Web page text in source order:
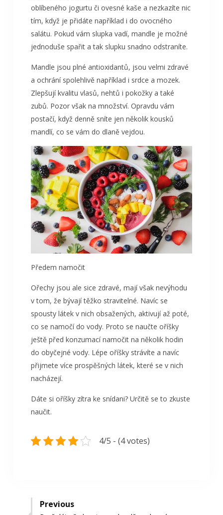
oblíbeného jogurtu či ovesné kaše a nezkazíte nic
tím, když je přidáte například i do ovocného
salátu. Pokud vám slupka vadí, mandle je možné
jednoduše spařit a tak slupku snadno odstraníte.
Mandle jsou plné antioxidantů, jsou velmi zdravé
a ochrání spolehlivě například i srdce a mozek.
Zlepšují kvalitu vlasů, nehtů i pokožky a také
zubů. Pozor však na množství. Opravdu vám
postačí, když denně sníte jen několik kousků
mandlí, co se vám do dlaně vejdou.
Předem namočit
Ořechy jsou ale sice zdravé, mají však nevýhodu
v tom, že bývají těžko stravitelné. Navíc se
spousty látek v nich obsažených, aktivují až poté,
co se namočí do vody. Proto se naučte oříšky
ještě před konzumací namočit na několik hodin
do obyčejné vody. Lépe oříšky strávíte a navíc
přijmete více prospěšných látek, které se v nich
nacházejí.
Dáte si oříšky zítra ke snídani? Určitě se to zkuste
naučit.
4/5 - (4 votes)
Navigace
Previous